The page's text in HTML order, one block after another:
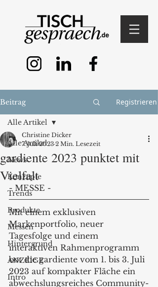
Beitrag Registrieren
Alle Artikel
News
Konzepte
Trends
Produkte
Messen
Hintergrund
ANZEIGE
Intro
Alle Artikel
gardiente 2023 punktet mit
Vielfalt
Christine Dicker
7. Juli 2023 2 Min. Lesezeit
- MESSE -
Mit einem exklusiven
Markenportfolio, neuer
Tagesfolge und einem
interaktiven Rahmenprogramm
bot die gardiente vom 1. bis 3. Juli
2023 auf kompakter Fläche ein
abwechslungsreiches Community-